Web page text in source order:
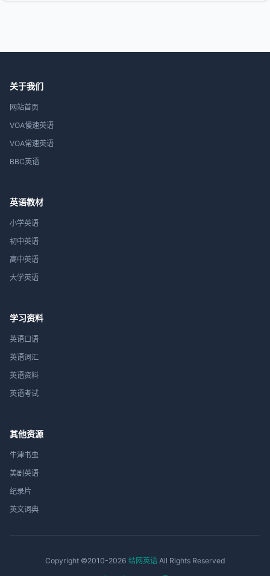
关于我们
网站首页
VOA慢速英语
VOA常速英语
BBC英语
英语教材
小学英语
初中英语
高中英语
大学英语
学习资料
英语口语
英语词汇
英语资料
英语考试
其他资源
牛津书虫
美剧英语
纪录片
英文词典
Copyright ©2010-2026 结网英语All Rights Reserved